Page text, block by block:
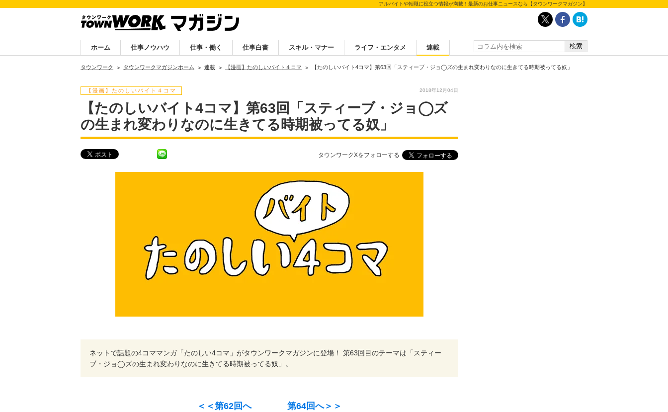
アルバイトや転職に役立つ情報が満載！最新のお仕事ニュースなら【タウンワークマガジン】
ホーム 仕事ノウハウ 仕事・働く 仕事白書 スキル・マナー ライフ・エンタメ 連載
タウンワーク タウンワークマガジンホーム 連載 【漫画】たのしいバイト４コマ 【たのしいバイト4コマ】第63回「スティーブ・ジョ◯ズの生まれ変わりなのに生きてる時期被ってる奴」
【漫画】たのしいバイト４コマ 2018年12月04日
【たのしいバイト4コマ】第63回「スティーブ・ジョ◯ズ
の生まれ変わりなのに生きてる時期被ってる奴」
タウンワークXをフォローする
ネットで話題の4コママンガ「たのしい4コマ」がタウンワークマガジンに登場！ 第63回目のテーマは「スティー
ブ・ジョ◯ズの生まれ変わりなのに生きてる時期被ってる奴」。
＜＜第62回へ 第64回へ＞＞